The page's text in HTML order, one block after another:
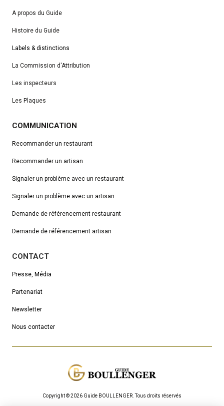
A propos du Guide
Histoire du Guide
Labels & distinctions
La Commission d'Attribution
Les inspecteurs
Les Plaques
COMMUNICATION
Recommander un restaurant
Recommander un artisan
Signaler un problème avec un restaurant
Signaler un problème avec un artisan
Demande de référencement restaurant
Demande de référencement artisan
CONTACT
Presse, Média
Partenariat
Newsletter
Nous contacter
Copyright © 2026 Guide BOULLENGER.Τous droits réservés